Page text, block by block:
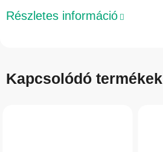
Részletes információ
Kapcsolódó termékek